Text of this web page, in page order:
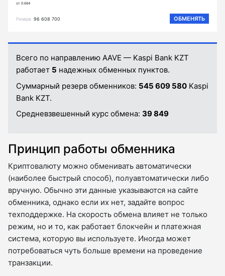
от 0.684
Резерв 96 608 700 ОБМЕНЯТЬ
Всего по направлению AAVE — Kaspi Bank KZT
работает 5 надежных обменных пунктов.
Суммарный резерв обменников: 545 609 580 Kaspi
Bank KZT.
Средневзвешенный курс обмена: 39 849
Принцип работы обменника
Криптовалюту можно обменивать автоматически
(наиболее быстрый способ), полуавтоматически либо
вручную. Обычно эти данные указываются на сайте
обменника, однако если их нет, задайте вопрос
техподдержке. На скорость обмена влияет не только
режим, но и то, как работает блокчейн и платежная
система, которую вы используете. Иногда может
потребоваться чуть больше времени на проведение
транзакции.